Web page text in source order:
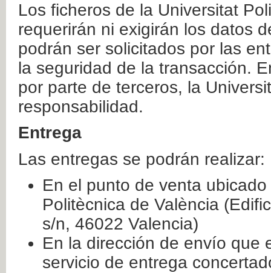
Los ficheros de la Universitat
requerirán ni exigirán los datos
podrán ser solicitados por las
la seguridad de la transacción.
por parte de terceros, la
responsabilidad.
Entrega
Las entregas se podrán realizar:
En el punto de venta
Politècnica de València
s/n, 46022 Valencia)
En la dirección de envío que
servicio de entrega